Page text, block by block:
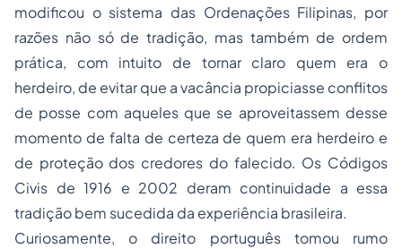
modificou o sistema das Ordenações Filipinas, por
razões não só de tradição, mas também de ordem
prática, com intuito de tornar claro quem era o
herdeiro, de evitar que a vacância propiciasse conflitos
de posse com aqueles que se aproveitassem desse
momento de falta de certeza de quem era herdeiro e
de proteção dos credores do falecido. Os Códigos
Civis de 1916 e 2002 deram continuidade a essa
tradição bem sucedida da experiência brasileira.
Curiosamente, o direito português tomou rumo